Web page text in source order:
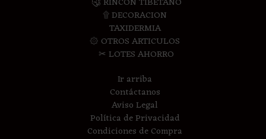
۩ DECORACION
TAXIDERMIA
۞ OTROS ARTICULOS
✂ LOTES AHORRO
Ir arriba
Contáctanos
Aviso Legal
Política de Privacidad
Condiciones de Compra